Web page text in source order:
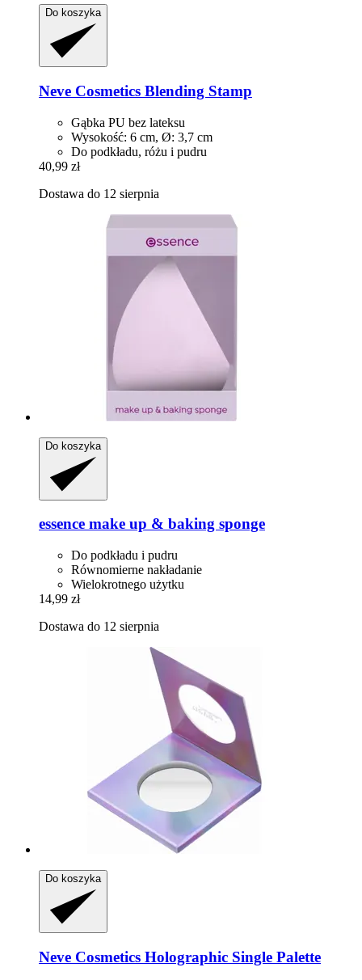
Do koszyka
Neve Cosmetics Blending Stamp
Gąbka PU bez lateksu
Wysokość: 6 cm, Ø: 3,7 cm
Do podkładu, różu i pudru
40,99 zł
Dostawa do 12 sierpnia
Do koszyka
essence make up & baking sponge
Do podkładu i pudru
Równomierne nakładanie
Wielokrotnego użytku
14,99 zł
Dostawa do 12 sierpnia
Do koszyka
Neve Cosmetics Holographic Single Palette